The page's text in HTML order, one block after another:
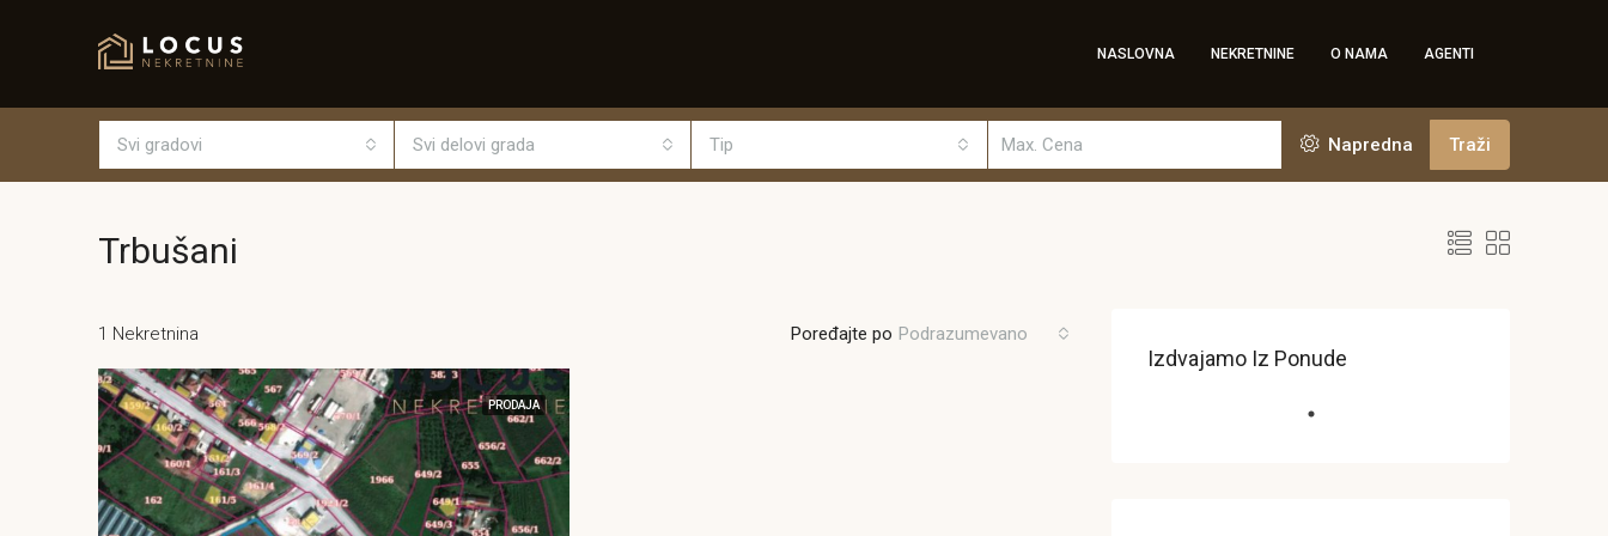
NASLOVNA NEKRETNINE O NAMA AGENTI
Svi gradovi Svi delovi grada Tip Napredna Traži
Trbušani
1 Nekretnina Poređajte po Podrazumevano
PRODAJA
Izdvajamo Iz Ponude